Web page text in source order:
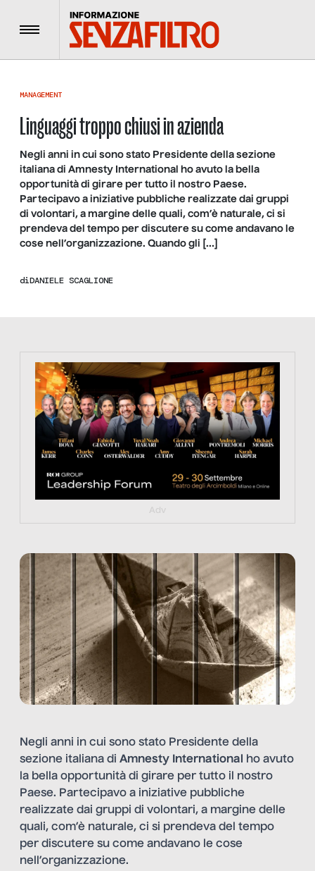
Menu
MANAGEMENT
Linguaggi troppo chiusi in azienda
Negli anni in cui sono stato Presidente della sezione
italiana di Amnesty International ho avuto la bella
opportunità di girare per tutto il nostro Paese.
Partecipavo a iniziative pubbliche realizzate dai gruppi
di volontari, a margine delle quali, com’è naturale, ci si
prendeva del tempo per discutere su come andavano le
cose nell’organizzazione. Quando gli […]
diDANIELE SCAGLIONE
https://tinyurl.com/363fvfm9
Adv
Negli anni in cui sono stato Presidente della
sezione italiana di Amnesty International
ho avuto
la bella opportunità di girare per tutto il nostro
Paese. Partecipavo a iniziative pubbliche
realizzate dai gruppi di volontari, a margine delle
quali, com’è naturale, ci si prendeva del tempo
per discutere su come andavano le cose
nell’organizzazione.